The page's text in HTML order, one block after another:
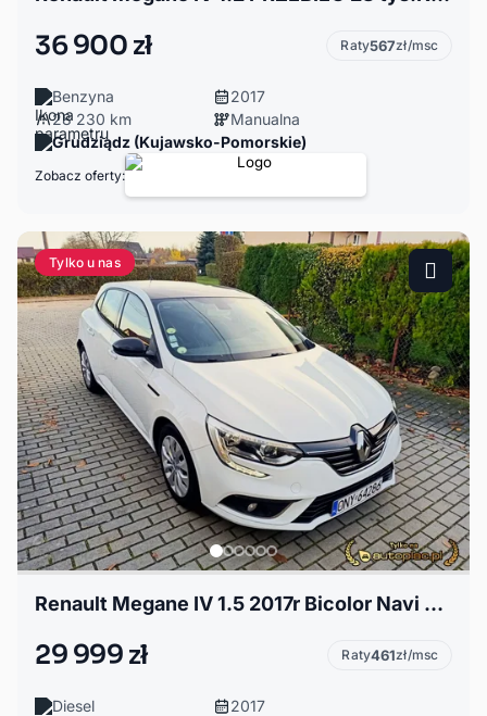
36 900 zł Raty567zł/msc
Benzyna
2017
28 230 km
Manualna
Grudziądz (Kujawsko-Pomorskie)
Zobacz oferty:
Tylko u nas
Renault Megane IV 1.5 2017r Bicolor Navi Led PDC Ekonomiczny
29 999 zł Raty461zł/msc
Diesel
2017